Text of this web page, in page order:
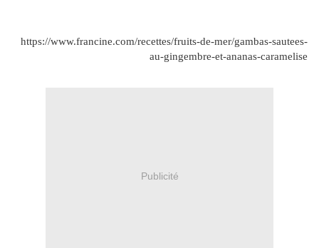
https://www.francine.com/recettes/fruits-de-mer/gambas-sautees-
au-gingembre-et-ananas-caramelise
Publicité